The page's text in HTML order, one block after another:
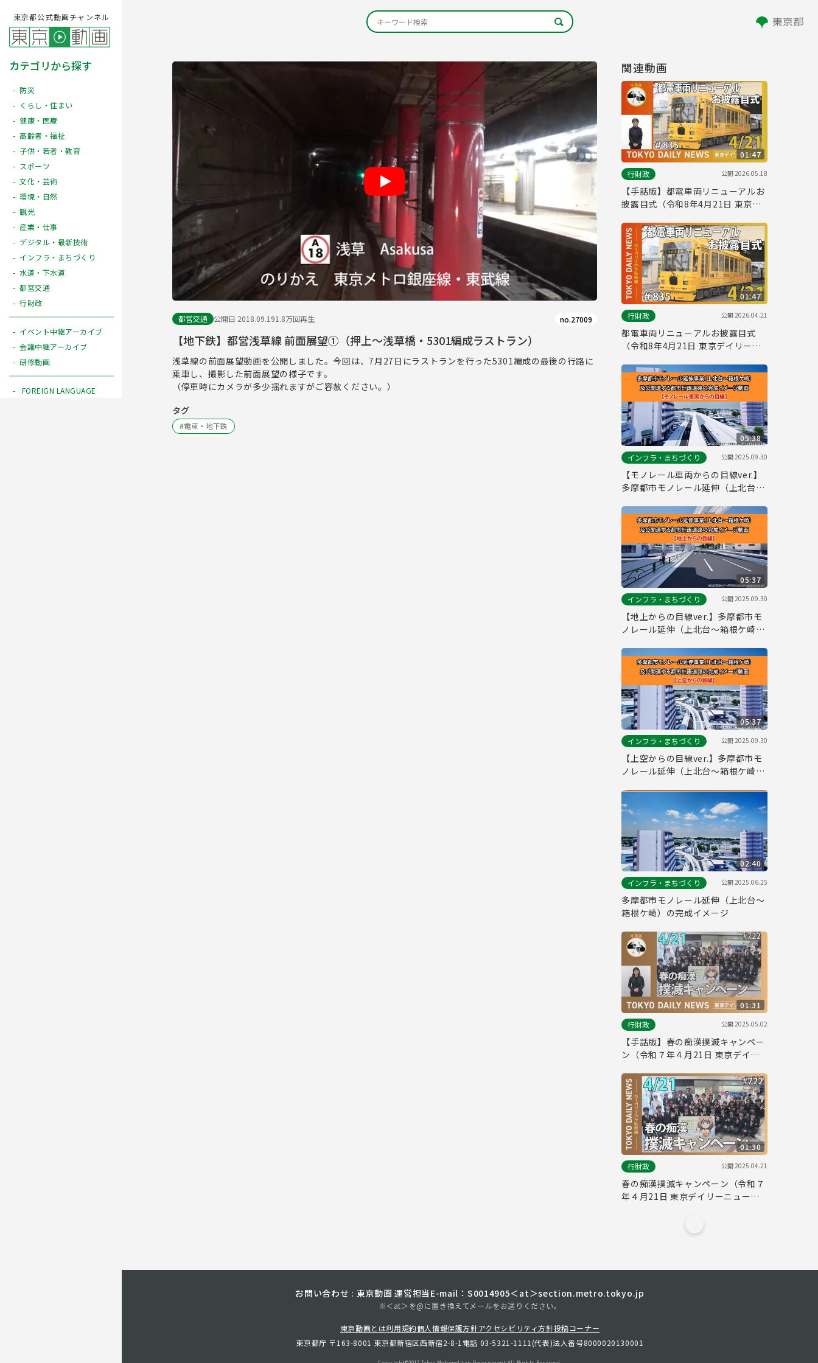
東京都公式動画チャンネル
カテゴリから探す
防災
くらし・住まい
健康・医療
高齢者・福祉
子供・若者・教育
スポーツ
文化・芸術
環境・自然
観光
産業・仕事
デジタル・最新技術
インフラ・まちづくり
水道・下水道
都営交通
行財政
イベント中継アーカイブ
会議中継アーカイブ
研修動画
FOREIGN LANGUAGE
Play
都営交通 公開日 2018.09.191.8万回再生 no.27009
【地下鉄】都営浅草線 前面展望①（押上～浅草橋・5301編成ラストラン）
浅草線の前面展望動画を公開しました。今回は、7月27日にラストランを行った5301編成の最後の行路に
乗車し、撮影した前面展望の様子です。
（停車時にカメラが多少揺れますがご容赦ください。）
タグ
#電車・地下鉄
関連動画
01:47
行財政
公開2026.05.18
【手話版】都電車両リニューアルお
披露目式（令和8年4月21日 東京デ
01:47
行財政
公開2026.04.21
都電車両リニューアルお披露目式
（令和8年4月21日 東京デイリーニ
05:38
インフラ・まちづくり
公開2025.09.30
【モノレール車両からの目線ver.】
多摩都市モノレール延伸（上北台～
05:37
インフラ・まちづくり
公開2025.09.30
【地上からの目線ver.】多摩都市モ
ノレール延伸（上北台～箱根ケ崎）
05:37
インフラ・まちづくり
公開2025.09.30
【上空からの目線ver.】多摩都市モ
ノレール延伸（上北台～箱根ケ崎）
02:40
インフラ・まちづくり
公開2025.06.25
多摩都市モノレール延伸（上北台～
箱根ケ崎）の完成イメージ
01:31
行財政
公開2025.05.02
【手話版】春の痴漢撲滅キャンペー
ン（令和７年４月21日 東京デイリ
01:30
行財政
公開2025.04.21
春の痴漢撲滅キャンペーン（令和７
年４月21日 東京デイリーニュース
お問い合わせ : 東京動画 運営担当 E-mail：S0014905＜at＞section.metro.tokyo.jp
※＜at＞を@に置き換えてメールをお送りください。
東京動画とは利用規約個人情報保護方針アクセシビリティ方針投稿コーナー
東京都庁 〒163-8001 東京都新宿区西新宿2-8-1 電話 03-5321-1111(代表)法人番号8000020130001